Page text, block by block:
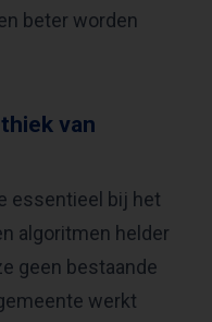
beter worden
van
essentieel bij het
algoritmen helder
geen bestaande
werkt